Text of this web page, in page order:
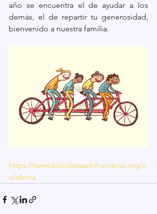
año se encuentra el de ayudar a los
demás, el de repartir tu generosidad,
bienvenido a nuestra familia.
https://www.bicicletassinfronteras.org/c
olabora